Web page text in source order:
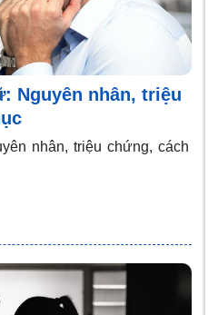
Nguyên nhân, triệu
nhân, triệu chứng, cách